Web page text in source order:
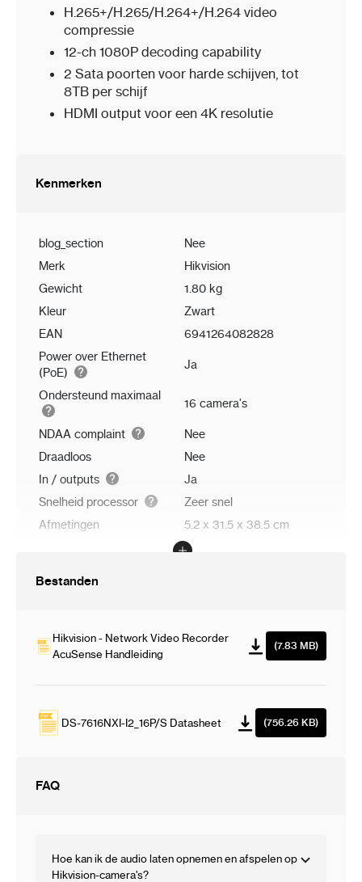
H.265+/H.265/H.264+/H.264 video
compressie
12-ch 1080P decoding capability
2 Sata poorten voor harde schijven, tot
8TB per schijf
HDMI output voor een 4K resolutie
Kenmerken
blog_section
Nee
Merk
Hikvision
Gewicht
1.80 kg
Kleur
Zwart
EAN
6941264082828
Power over Ethernet
(PoE)
Ja
Ondersteund maximaal
16 camera's
NDAA complaint
Nee
Draadloos
Nee
In / outputs
Ja
Snelheid processor
Zeer snel
Afmetingen
5.2 x 31.5 x 38.5 cm
Bestanden
Hikvision - Network Video Recorder
AcuSense Handleiding
(7.83 MB)
DS-7616NXI-I2_16P/S Datasheet (756.26 KB)
FAQ
Hoe kan ik de audio laten opnemen en afspelen op
Hikvision-camera's?